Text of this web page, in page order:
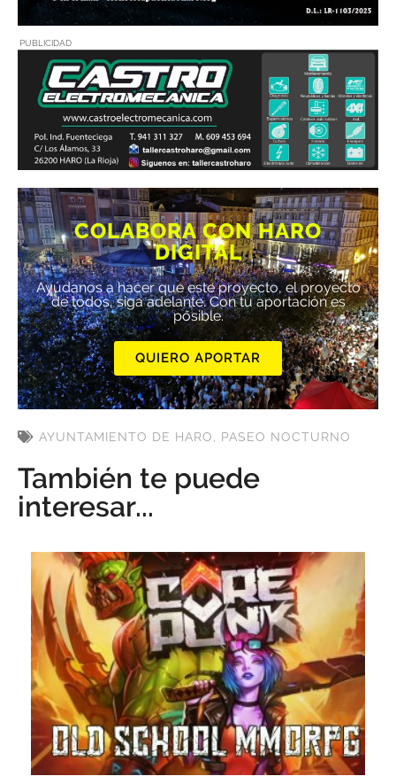
PUBLICIDAD
COLABORA CON HARO
DIGITAL
Ayúdanos a hacer que este proyecto, el proyecto
de todos, siga adelante. Con tu aportación es
posible.
QUIERO APORTAR
AYUNTAMIENTO DE HARO, PASEO NOCTURNO
También te puede
interesar...